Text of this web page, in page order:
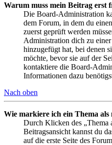
Warum muss mein Beitrag erst
Die Board-Administration
dem Forum, in dem du
zuerst geprüft werden
Administration dich zu
hinzugefügt hat, bei denen
möchte, bevor sie auf der
kontaktiere die Board-
Informationen dazu
Nach oben
Wie markiere ich ein Thema als
Durch Klicken des „Thema
Beitragsansicht kannst du
auf die erste Seite des